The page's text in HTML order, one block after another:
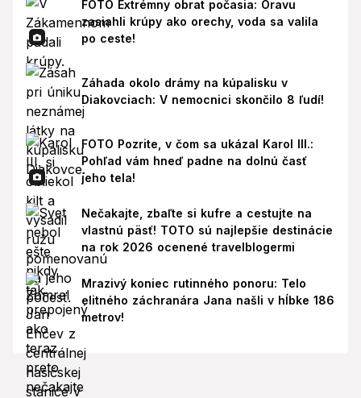
FOTO Extrémny obrat počasia: Oravu
zasiahli krúpy ako orechy, voda sa valila
po ceste!
Záhada okolo drámy na kúpalisku v
Diakovciach: V nemocnici skončilo 8 ľudí!
FOTO Pozrite, v čom sa ukázal Karol III.:
Pohľad vám hneď padne na dolnú časť
jeho tela!
Nečakajte, zbaľte si kufre a cestujte na
vlastnú päsť! TOTO sú najlepšie destinácie
na rok 2026 ocenené travelblogermi
Mrazivý koniec rutinného ponoru: Telo
elitného záchranára Jana našli v hĺbke 186
metrov!